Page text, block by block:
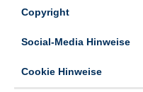
Copyright
Social-Media Hinweise
Cookie Hinweise